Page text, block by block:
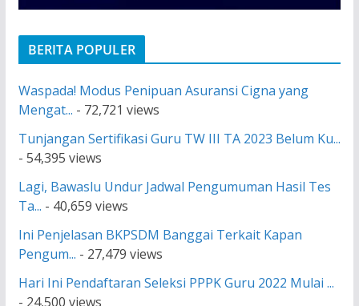
BERITA POPULER
Waspada! Modus Penipuan Asuransi Cigna yang
Mengat... - 72,721 views
Tunjangan Sertifikasi Guru TW III TA 2023 Belum Ku...
- 54,395 views
Lagi, Bawaslu Undur Jadwal Pengumuman Hasil Tes
Ta... - 40,659 views
Ini Penjelasan BKPSDM Banggai Terkait Kapan
Pengum... - 27,479 views
Hari Ini Pendaftaran Seleksi PPPK Guru 2022 Mulai ...
- 24,500 views